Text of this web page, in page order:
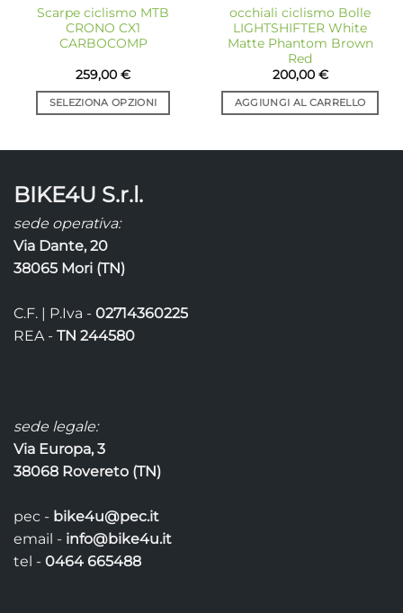
Scarpe ciclismo MTB
CRONO CX1
CARBOCOMP
259,00 €
SELEZIONA OPZIONI
varianti.
Le
opzioni
possono
essere
nella
pagina
occhiali ciclismo Bolle
LIGHTSHIFTER White
Matte Phantom Brown
Red
200,00 €
AGGIUNGI AL CARRELLO
BIKE4U S.r.l.
sede operativa:
Via Dante, 20
38065 Mori (TN)
C.F. | P.Iva - 02714360225
REA - TN 244580
sede legale:
Via Europa, 3
38068 Rovereto (TN)
pec - bike4u@pec.it
email - info@bike4u.it
tel - 0464 665488